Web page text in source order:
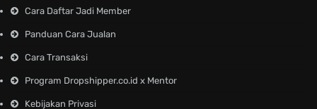
Cara Daftar Jadi Member
Panduan Cara Jualan
Cara Transaksi
Program Dropshipper.co.id x Mentor
Kebijakan Privasi